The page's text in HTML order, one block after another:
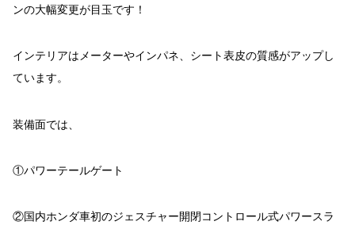
ンの大幅変更が目玉です！
インテリアはメーターやインパネ、シート表皮の質感がアップし
ています。
装備面では、
①パワーテールゲート
②国内ホンダ車初のジェスチャー開閉コントロール式パワースラ